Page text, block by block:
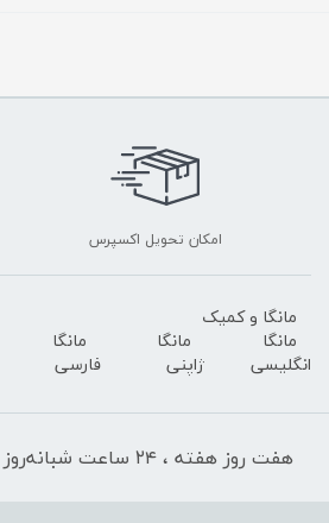
امکان تحویل اکسپرس
مانگا و کمیک
مانگا
انگلیسی
مانگا
ژاپنی
مانگا
فارسی
هفت روز هفته ، ۲۴ ساعت شبانه‌روز پاسخگوی شما هستیم